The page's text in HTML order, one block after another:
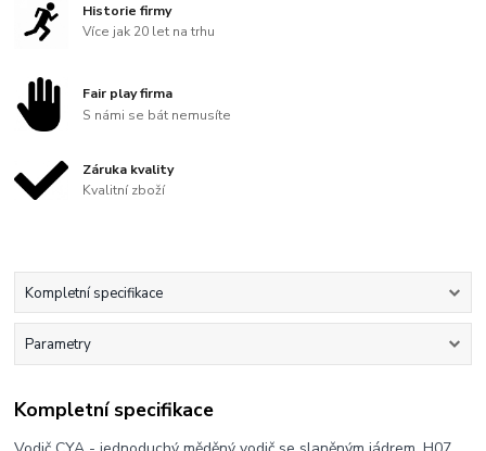
Historie firmy
Více jak 20 let na trhu
Fair play firma
S námi se bát nemusíte
Záruka kvality
Kvalitní zboží
Kompletní specifikace
Parametry
Kompletní specifikace